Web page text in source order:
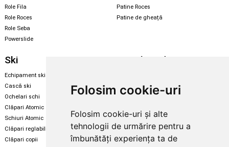
Folosim cookie-uri
Folosim cookie-uri și alte
tehnologii de urmărire pentru a
îmbunătăți experiența ta de
Role Fila
Role Roces
Role Seba
Powerslide
Patine Roces
Patine de gheață
Ski
Echipament ski
Cască ski
Ochelari schi
Clăpari Atomic
Schiuri Atomic
Clăpari reglabili
Clăpari copii
Snowboard
Echipament snowboard
Legături Rome SDS
Skate & longboard
Enuff Skateboards